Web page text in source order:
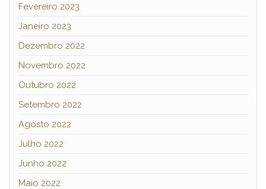
Fevereiro 2023
Janeiro 2023
Dezembro 2022
Novembro 2022
Outubro 2022
Setembro 2022
Agosto 2022
Julho 2022
Junho 2022
Maio 2022